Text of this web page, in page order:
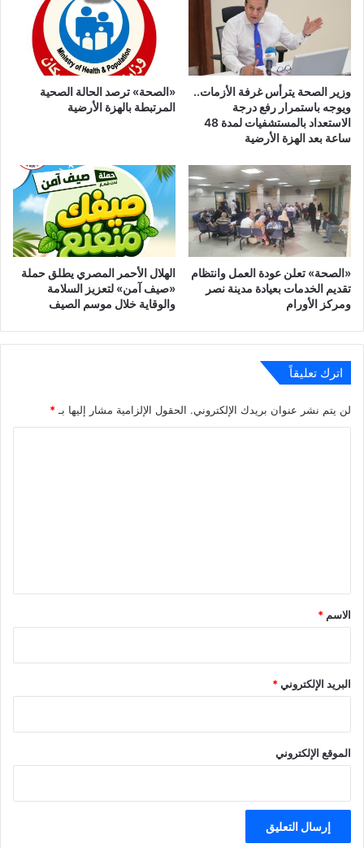
وزير الصحة يترأس غرفة الأزمات..
ويوجه باستمرار رفع درجة
الاستعداد بالمستشفيات لمدة 48
ساعة بعد الهزة الأرضية
«الصحة» ترصد الحالة الصحية
المرتبطة بالهزة الأرضية
‎«الصحة» تعلن عودة العمل وانتظام
تقديم الخدمات بعيادة مدينة نصر
ومركز الأورام
الهلال الأحمر المصري يطلق حملة
«صيف آمن» لتعزيز السلامة
والوقاية خلال موسم الصيف
اترك تعليقاً
لن يتم نشر عنوان بريدك الإلكتروني. الحقول الإلزامية مشار إليها بـ*
*
الاسم *
البريد الإلكتروني*
الموقع الإلكتروني